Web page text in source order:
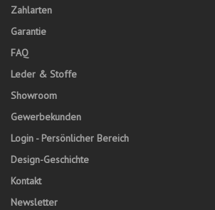
Zahlarten
Garantie
FAQ
Leder & Stoffe
Showroom
Gewerbekunden
Login - Persönlicher Bereich
Design-Geschichte
Kontakt
Newsletter